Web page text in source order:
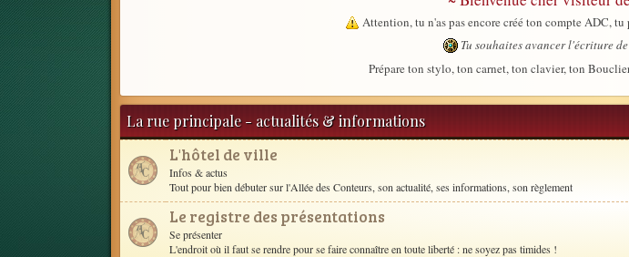
Attention, tu n'as pas encore créé ton compte ADC,
Tu souhaites avancer l'écriture
Prépare ton stylo, ton carnet, ton clavier, ton
La rue principale - actualités & informations
L'hôtel de ville
Infos & actus
Tout pour bien débuter sur l'Allée des Conteurs, son actualité, ses informations, son règlement
Le registre des présentations
Se présenter
L'endroit où il faut se rendre pour se faire connaître en toute liberté : ne soyez pas timides !